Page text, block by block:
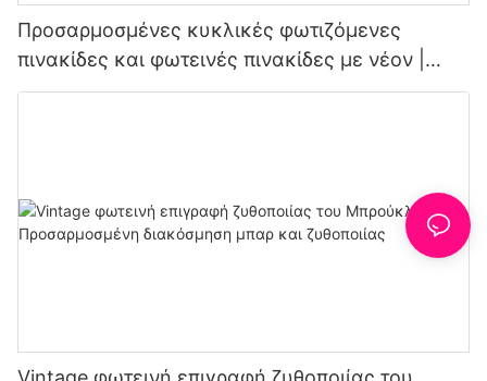
Προσαρμοσμένες κυκλικές φωτιζόμενες
πινακίδες και φωτεινές πινακίδες με νέον |
Προμηθευτής φώτων νέον για καφετέριες